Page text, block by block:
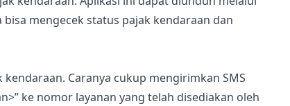
mengecek status pajak kendaraan dan
Caranya cukup mengirimkan SMS
ke nomor layanan yang telah disediakan oleh